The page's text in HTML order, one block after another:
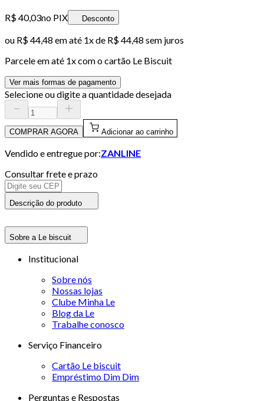
R$ 40,03no PIX Desconto
ou R$ 44,48 em até 1x de R$ 44,48 sem juros
Parcele em até 1x com o cartão Le Biscuit
Ver mais formas de pagamento
Selecione ou digite a quantidade desejada
COMPRAR AGORA Adicionar ao carrinho
Vendido e entregue por:ZANLINE
Consultar frete e prazo
Descrição do produto
Sobre a Le biscuit
Institucional
Sobre nós
Nossas lojas
Clube Minha Le
Blog da Le
Trabalhe conosco
Serviço Financeiro
Cartão Le biscuit
Empréstimo Dim Dim
Perguntas e Respostas